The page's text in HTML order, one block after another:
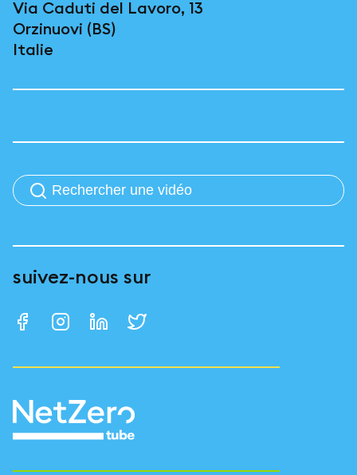
Via Caduti del Lavoro, 13
Orzinuovi (BS)
Italie
suivez-nous sur